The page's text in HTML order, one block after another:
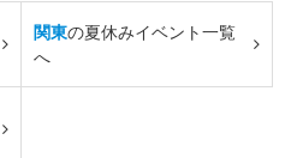
関東の夏休みイベント一覧
へ